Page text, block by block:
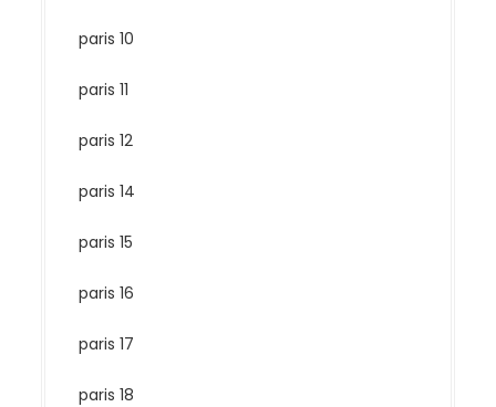
paris 10
paris 11
paris 12
paris 14
paris 15
paris 16
paris 17
paris 18